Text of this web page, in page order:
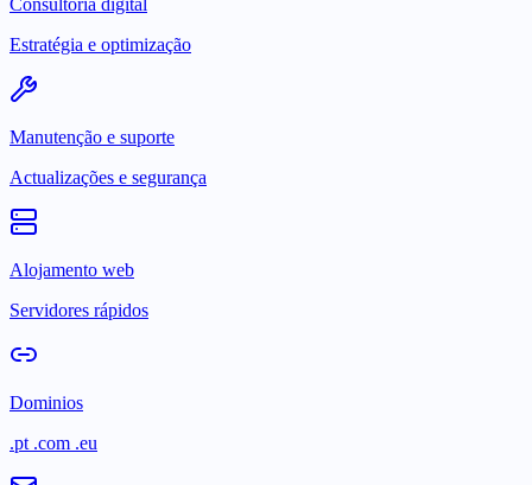
Consultoria digital
Estratégia e optimização
Manutenção e suporte
Actualizações e segurança
Alojamento web
Servidores rápidos
Dominios
.pt .com .eu